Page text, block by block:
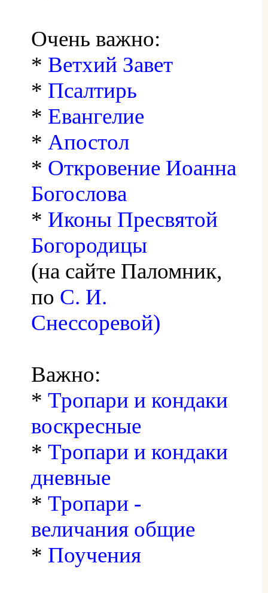
Очень важно:
* Ветхий Завет
* Псалтирь
* Евангелие
* Апостол
* Откровение Иоанна
Богослова
* Иконы Пресвятой
Богородицы
(на сайте Паломник,
по С. И.
Снессоревой)
Важно:
* Тропари и кондаки
воскресные
* Тропари и кондаки
дневные
* Тропари -
величания общие
* Поучения